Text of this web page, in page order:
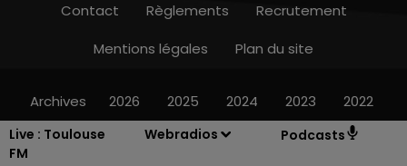
Live : Toulouse
FM
Webradios Podcasts
Contact Règlements
Recrutement
Mentions légales
Plan du site
Archives 2026 2025 2024 2023 2022